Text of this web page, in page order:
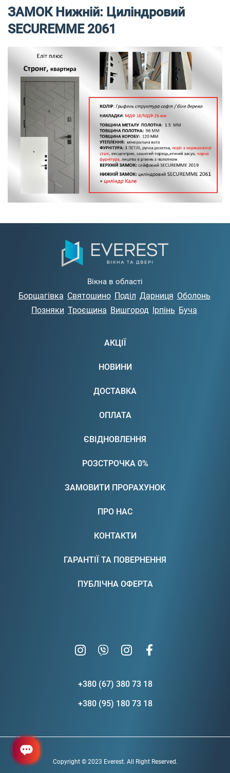
ЗАМОК Нижній: Циліндровий
SECUREMME 2061
Вікна в області
Борщагівка Святошино Поділ Дарниця Оболонь
Позняки Троєщина Вишгород Ірпінь Буча
АКЦІЇ
НОВИНИ
ДОСТАВКА
ОПЛАТА
ЄВІДНОВЛЕННЯ
РОЗСТРОЧКА 0%
ЗАМОВИТИ ПРОРАХУНОК
ПРО НАС
КОНТАКТИ
ГАРАНТІЇ ТА ПОВЕРНЕННЯ
ПУБЛІЧНА ОФЕРТА
+380 (67) 380 73 18
+380 (95) 180 73 18
Copyright © 2023 Everest. All Right Reserved.